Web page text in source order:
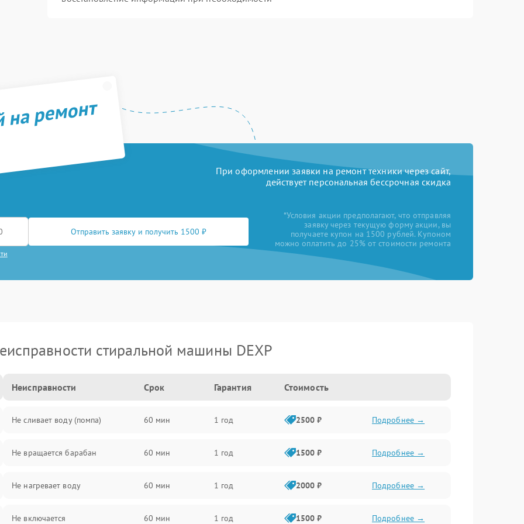
ремонт
При оформлении заявки на ремонт техники через сайт,
действует персональная бессрочная скидка
Отправить заявку и получить 1500 ₽
*Условия акции предполагают, что отправляя
заявку через текущую форму акции, вы
получаете купон на 1500 рублей. Купоном
можно оплатить до 25% от стоимости ремонта
стиральной машины DEXP
Неисправности Срок Гарантия Стоимость
Не сливает воду (помпа) 60 мин 1 год 2500 ₽ Подробнее →
Не вращается барабан 60 мин 1 год 1500 ₽ Подробнее →
Не нагревает воду 60 мин 1 год 2000 ₽ Подробнее →
Не включается 60 мин 1 год 1500 ₽ Подробнее →